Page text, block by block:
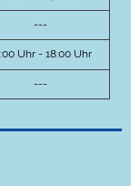
---
Uhr - 18:00 Uhr
---